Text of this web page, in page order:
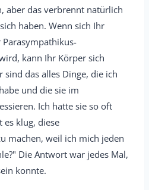
aber das verbrennt natürlich
haben. Wenn sich Ihr
kann Ihr Körper sich
das alles Dinge, die ich
und die sie im
Ich hatte sie so oft
es klug, diese
machen, weil ich mich jeden
Die Antwort war jedes Mal,
konnte.